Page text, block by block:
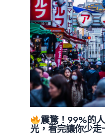
震驚！99%的
光，看完讓你少走